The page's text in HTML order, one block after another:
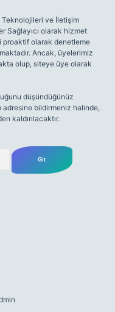
Teknolojileri ve İletişim
Sağlayıcı olarak hizmet
proaktif olarak denetleme
Ancak, üyelerimiz
olup, siteye üye olarak
düşündüğünüz
adresine bildirmeniz halinde,
kaldırılacaktır.